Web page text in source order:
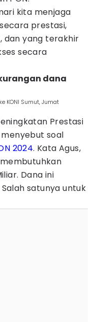
kita menjaga
prestasi,
dan yang terakhir
secara
dana
KONI Sumut, Jumat
Prestasi
soal
2024. Kata Agus,
Dana ini
satunya untuk